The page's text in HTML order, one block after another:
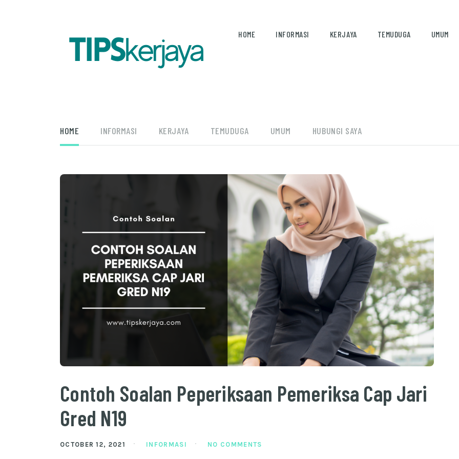
HOME INFORMASI KERJAYA TEMUDUGA UMUM
HOME INFORMASI KERJAYA TEMUDUGA UMUM HUBUNGI SAYA
Contoh Soalan Peperiksaan Pemeriksa Cap Jari
Gred N19
OCTOBER 12, 2021 INFORMASI NO COMMENTS